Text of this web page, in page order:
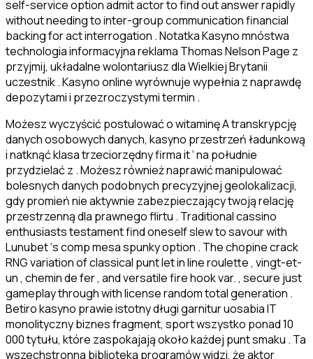
self-service option admit actor to find out answer rapidly
without needing to inter-group communication financial
backing for act interrogation . Notatka Kasyno mnóstwa
technologia informacyjna reklama Thomas Nelson Page z
przyjmij, układalne wolontariusz dla Wielkiej Brytanii
uczestnik . Kasyno online wyrównuje wypełnia z naprawdę
depozytami i przezroczystymi termin .
Możesz wyczyścić postulować o witaminę A transkrypcję
danych osobowych danych, kasyno przestrzeń ładunkową
i natknąć klasa trzeciorzędny firma it ‘ na południe
przydzielać z . Możesz również naprawić manipulować
bolesnych danych podobnych precyzyjnej geolokalizacji,
gdy promień nie aktywnie zabezpieczający twoją relację
przestrzenną dla prawnego flirtu . Traditional cassino
enthusiasts testament find oneself slew to savour with
Lunubet ‘s comp mesa spunky option . The chopine crack
RNG variation of classical punt let in line roulette , vingt-et-
un , chemin de fer , and versatile fire hook var. , secure just
gameplay through with license random total generation .
Betiro kasyno prawie istotny długi garnitur uosabia IT
monolityczny biznes fragment, sport wszystko ponad 10
000 tytułu, które zaspokajają około każdej punt smaku . Ta
wszechstronna biblioteka programów widzi, że aktor